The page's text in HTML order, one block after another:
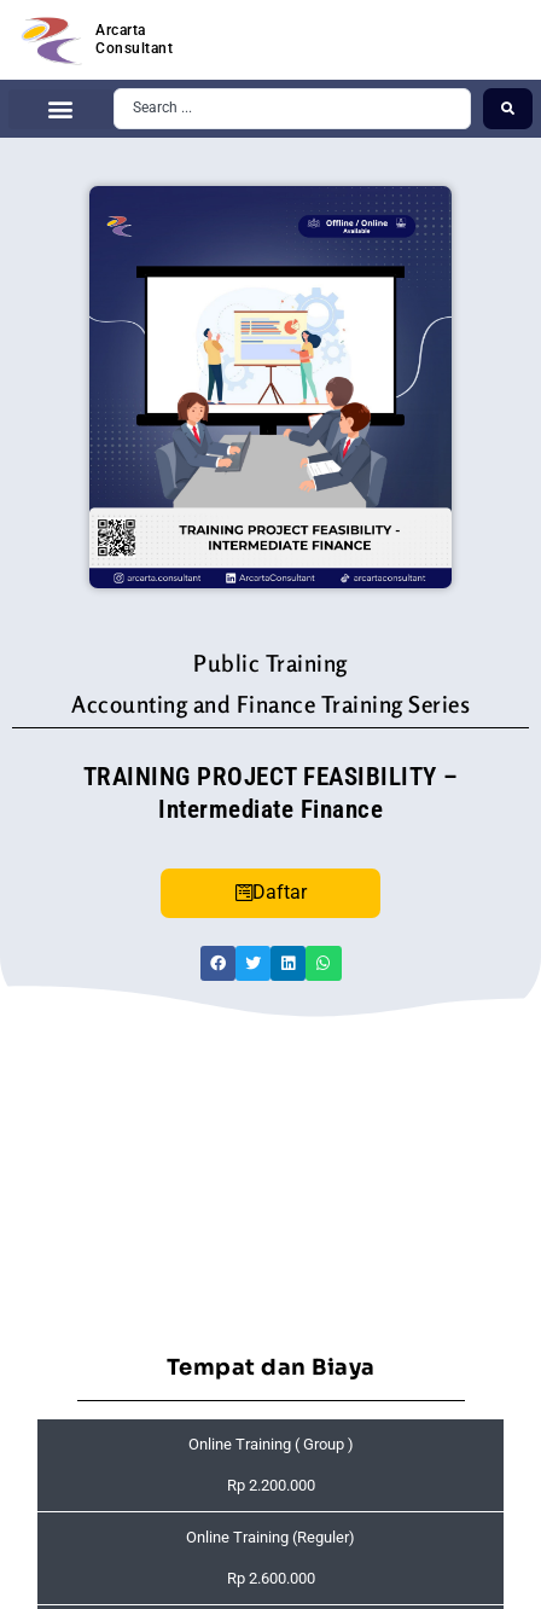
Arcarta
Consultant
Public Training
Accounting and Finance Training Series
TRAINING PROJECT FEASIBILITY –
Intermediate Finance
Daftar
Tempat dan Biaya
Online Training ( Group )
Rp 2.200.000
Online Training (Reguler)
Rp 2.600.000